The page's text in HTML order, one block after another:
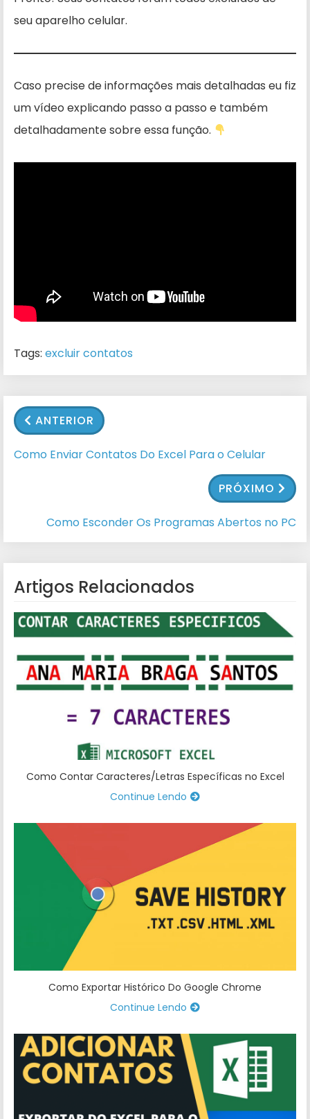
seu aparelho celular.
Caso precise de informações mais detalhadas eu fiz
um vídeo explicando passo a passo e também
detalhadamente sobre essa função.
Tags: excluir contatos
ANTERIOR
Como Enviar Contatos Do Excel Para o Celular
PRÓXIMO
Como Esconder Os Programas Abertos no PC
Artigos Relacionados
Como Contar Caracteres/Letras Específicas no Excel
Continue Lendo
Como Exportar Histórico Do Google Chrome
Continue Lendo